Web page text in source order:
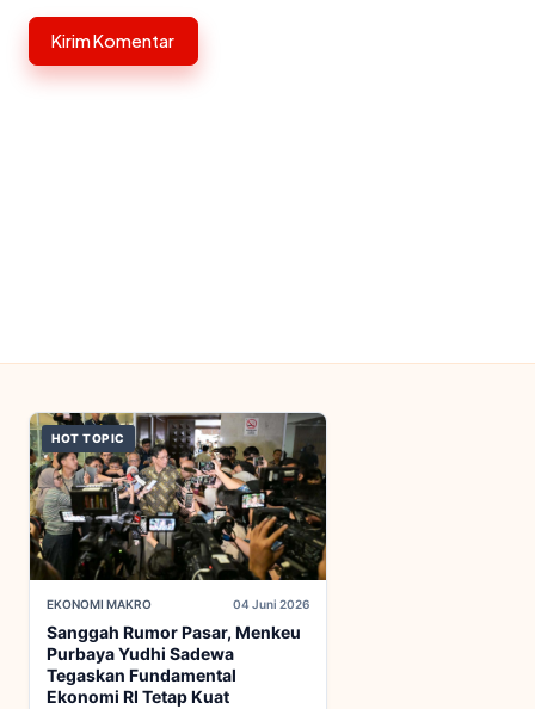
HOT TOPIC
EKONOMI MAKRO 04 Juni 2026
Sanggah Rumor Pasar, Menkeu
Purbaya Yudhi Sadewa
Tegaskan Fundamental
Ekonomi RI Tetap Kuat